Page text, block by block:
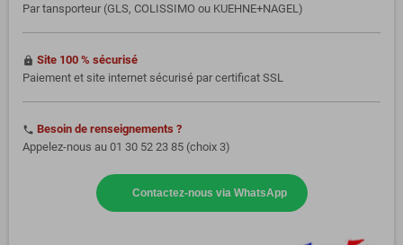
Par tansporteur (GLS, COLISSIMO ou KUEHNE+NAGEL)
https Site 100 % sécurisé
Paiement et site internet sécurisé par certificat SSL
phone Besoin de renseignements ?
Appelez-nous au 01 30 52 23 85 (choix 3)
Contactez-nous via WhatsApp